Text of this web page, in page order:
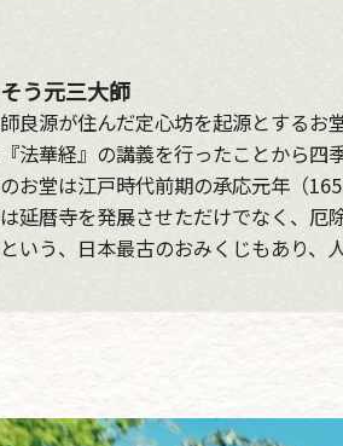
う元三大師
良源が住んだ定心坊を起源とする
法華経』の講義を行ったことから
お堂は江戸時代前期の承応元年（
延暦寺を発展させただけでなく、厄
いう、日本最古のおみくじもあり